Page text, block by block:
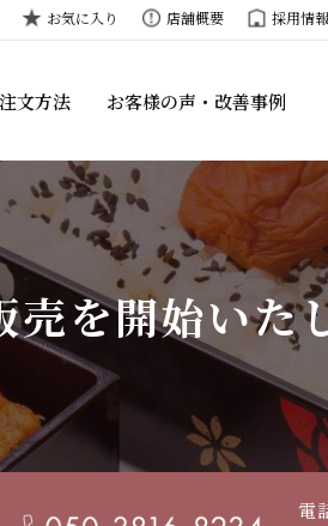
お気に入り 店舗概要 採用情報
文方法 お客様の声・改善事例
を開始いた
電